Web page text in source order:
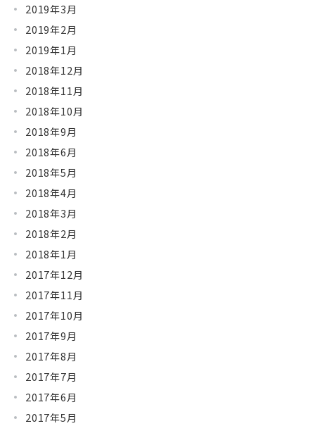
2019年3月
2019年2月
2019年1月
2018年12月
2018年11月
2018年10月
2018年9月
2018年6月
2018年5月
2018年4月
2018年3月
2018年2月
2018年1月
2017年12月
2017年11月
2017年10月
2017年9月
2017年8月
2017年7月
2017年6月
2017年5月